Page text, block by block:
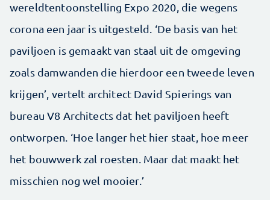
wereldtentoonstelling Expo 2020, die wegens
corona een jaar is uitgesteld. ‘De basis van het
paviljoen is gemaakt van staal uit de omgeving
zoals damwanden die hierdoor een tweede leven
krijgen’, vertelt architect David Spierings van
bureau V8 Architects dat het paviljoen heeft
ontworpen. ‘Hoe langer het hier staat, hoe meer
het bouwwerk zal roesten. Maar dat maakt het
misschien nog wel mooier.’